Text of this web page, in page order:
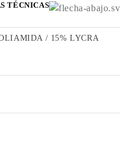
TÉCNICAS
/ 15% LYCRA